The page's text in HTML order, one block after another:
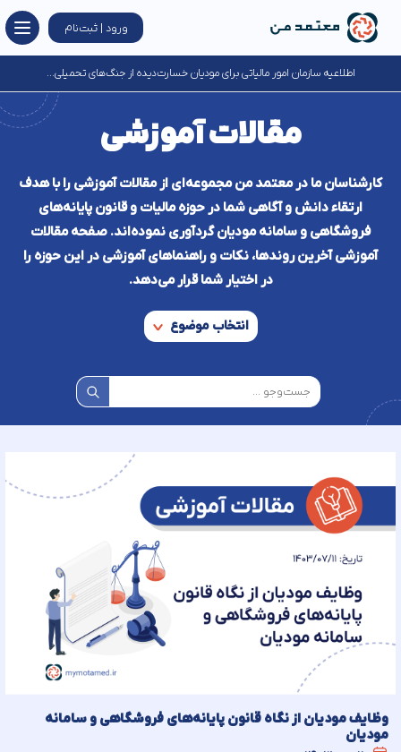
ورود | ثبت‌نام
اطلاعیه سازمان امور مالیاتی برای مودیان خسارت‌دیده از جنگ‌های تحمیلی...
مقالات آموزشی
کارشناسان ما در معتمد من مجموعه‌ای از مقالات آموزشی را با هدف
ارتقاء دانش و آگاهی شما در حوزه مالیات و قانون پایانه‌های
فروشگاهی و سامانه مودیان گردآوری نموده‌اند. صفحه مقالات
آموزشی آخرین روند‌ها، نکات و راهنماهای آموزشی در این حوزه را
در اختیار شما قرار می‌دهد.
انتخاب موضوع
وظایف مودیان از نگاه قانون پایانه‌های فروشگاهی و سامانه
مودیان